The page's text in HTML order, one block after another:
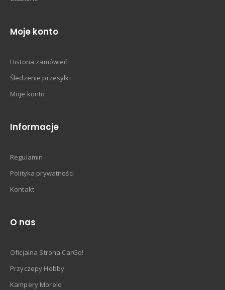
Moje konto
Historia zamówień
Śledzenie przesyłki
Moje konto
Informacje
Regulamin
Polityka prywatności
Kontakt
O nas
Oficjalna Strona CarGo!
Przyczepy Hobby
Kampery Morelo